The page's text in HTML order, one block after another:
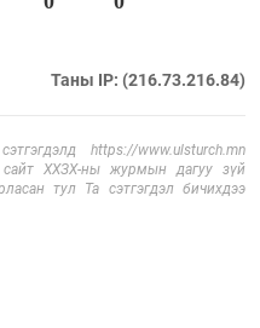
Таны IP: (216.73.216.84)
https://www.ulsturch.mn
сайт ХХЗХ-ны журмын дагуу зүй
тул Та сэтгэгдэл бичихдээ